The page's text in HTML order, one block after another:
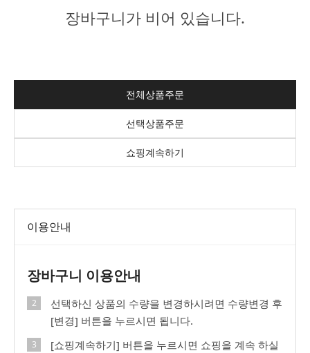
장바구니가 비어 있습니다.
전체상품주문
선택상품주문
쇼핑계속하기
이용안내
장바구니 이용안내
선택하신 상품의 수량을 변경하시려면 수량변경 후
[변경] 버튼을 누르시면 됩니다.
[쇼핑계속하기] 버튼을 누르시면 쇼핑을 계속 하실